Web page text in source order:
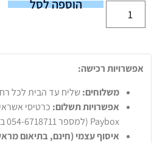
הוספה לסל
אפשרויות רכישה:
משלוחים:שליח עד הבית לכל רחבי הארץ ב-39 ש"ח
אפשרויות תשלום:
Paybox (למספר 054-6718711 בצירוף מספר הזמנה).
איסוף עצמי (חינם, בתיאום